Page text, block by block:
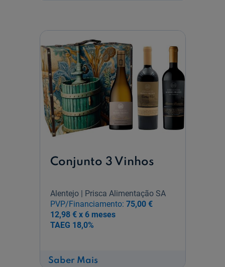
Conjunto 3 Vinhos
Alentejo | Prisca Alimentação SA
PVP/Financiamento: 75,00 €
12,98 € x 6 meses
TAEG 18,0%
Saber Maissobre